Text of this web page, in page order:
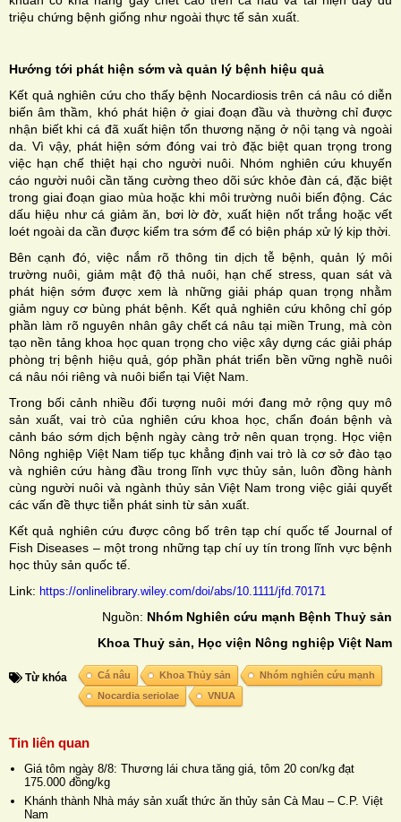
triệu chứng bệnh giống như ngoài thực tế sản xuất.
Hướng tới phát hiện sớm và quản lý bệnh hiệu quả
Kết quả nghiên cứu cho thấy bệnh Nocardiosis trên cá nâu có diễn
biến âm thầm, khó phát hiện ở giai đoạn đầu và thường chỉ được
nhận biết khi cá đã xuất hiện tổn thương nặng ở nội tạng và ngoài
da. Vì vậy, phát hiện sớm đóng vai trò đặc biệt quan trọng trong
việc hạn chế thiệt hại cho người nuôi. Nhóm nghiên cứu khuyến
cáo người nuôi cần tăng cường theo dõi sức khỏe đàn cá, đặc biệt
trong giai đoạn giao mùa hoặc khi môi trường nuôi biến động. Các
dấu hiệu như cá giảm ăn, bơi lờ đờ, xuất hiện nốt trắng hoặc vết
loét ngoài da cần được kiểm tra sớm để có biện pháp xử lý kịp thời.
Bên cạnh đó, việc nắm rõ thông tin dịch tễ bệnh, quản lý môi
trường nuôi, giảm mật độ thả nuôi, hạn chế stress, quan sát và
phát hiện sớm được xem là những giải pháp quan trọng nhằm
giảm nguy cơ bùng phát bệnh. Kết quả nghiên cứu không chỉ góp
phần làm rõ nguyên nhân gây chết cá nâu tại miền Trung, mà còn
tạo nền tảng khoa học quan trọng cho việc xây dựng các giải pháp
phòng trị bệnh hiệu quả, góp phần phát triển bền vững nghề nuôi
cá nâu nói riêng và nuôi biển tại Việt Nam.
Trong bối cảnh nhiều đối tượng nuôi mới đang mở rộng quy mô
sản xuất, vai trò của nghiên cứu khoa học, chẩn đoán bệnh và
cảnh báo sớm dịch bệnh ngày càng trở nên quan trọng. Học viện
Nông nghiệp Việt Nam tiếp tục khẳng định vai trò là cơ sở đào tạo
và nghiên cứu hàng đầu trong lĩnh vực thủy sản, luôn đồng hành
cùng người nuôi và ngành thủy sản Việt Nam trong việc giải quyết
các vấn đề thực tiễn phát sinh từ sản xuất.
Kết quả nghiên cứu được công bố trên tạp chí quốc tế Journal of
Fish Diseases – một trong những tạp chí uy tín trong lĩnh vực bệnh
học thủy sản quốc tế.
Link: https://onlinelibrary.wiley.com/doi/abs/10.1111/jfd.70171
Nguồn: Nhóm Nghiên cứu mạnh Bệnh Thuỷ sản
Khoa Thuỷ sản, Học viện Nông nghiệp Việt Nam
Từ khóa Cá nâu Khoa Thủy sản
Nhóm nghiên cứu mạnh
Nocardia seriolae
VNUA
Tin liên quan
Giá tôm ngày 8/8: Thương lái chưa tăng giá, tôm 20 con/kg đạt
175.000 đồng/kg
Khánh thành Nhà máy sản xuất thức ăn thủy sản Cà Mau – C.P. Việt
Nam